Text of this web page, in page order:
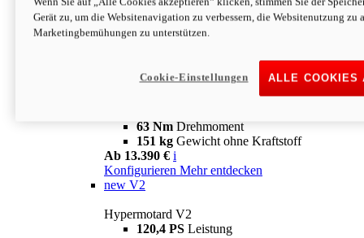
63 NmDrehmoment
151 kgGewicht ohne Kraftstoff
Ab 13.890 € i
63 Nm Drehmoment
151 kg Gewicht ohne Kraftstoff
Ab 13.390 € i
Konfigurieren Mehr entdecken
new V2
Hypermotard V2
120,4 PS Leistung
Gerät zu, um die Websitenavigation zu verbessern, die Websitenutzung zu
Marketingbemühungen zu unterstützen.
ALLE COOKIES
Cookie-Einstellungen